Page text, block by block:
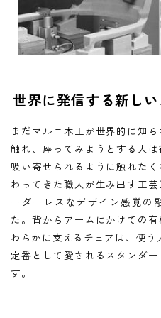
世界に発信する新し
まだマルニ木工が世界的に知
触れ、座ってみようとする人
吸い寄せられるように触れた
わってきた職人が生み出す工
ーダーレスなデザイン感覚の
た。背からアームにかけての
わらかに支えるチェアは、使う
定番として愛されるスタンダ
す。